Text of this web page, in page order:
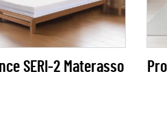
SERI-2 Materasso